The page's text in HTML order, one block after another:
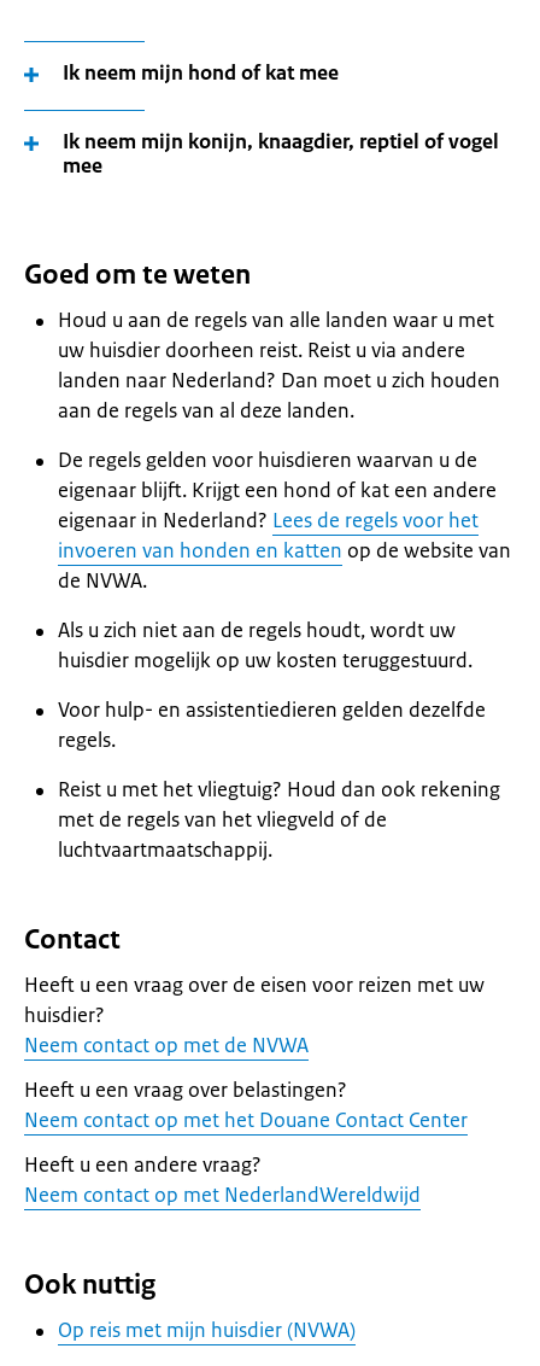
Ik neem mijn hond of kat mee
Ik neem mijn konijn, knaagdier, reptiel of vogel
mee
Goed om te weten
Houd u aan de regels van alle landen waar u met
uw huisdier doorheen reist. Reist u via andere
landen naar Nederland? Dan moet u zich houden
aan de regels van al deze landen.
De regels gelden voor huisdieren waarvan u de
eigenaar blijft. Krijgt een hond of kat een andere
eigenaar in Nederland? Lees de regels voor het
invoeren van honden en katten op de website van
de NVWA.
Als u zich niet aan de regels houdt, wordt uw
huisdier mogelijk op uw kosten teruggestuurd.
Voor hulp- en assistentiedieren gelden dezelfde
regels.
Reist u met het vliegtuig? Houd dan ook rekening
met de regels van het vliegveld of de
luchtvaartmaatschappij.
Contact
Heeft u een vraag over de eisen voor reizen met uw
huisdier?
Neem contact op met de NVWA
Heeft u een vraag over belastingen?
Neem contact op met het Douane Contact Center
Heeft u een andere vraag?
Neem contact op met NederlandWereldwijd
Ook nuttig
Op reis met mijn huisdier (NVWA)